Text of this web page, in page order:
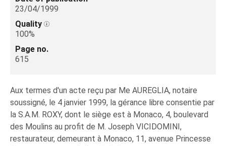
23/04/1999
Quality
100%
Page no.
615
Aux termes d'un acte reçu par Me AUREGLIA, notaire
soussigné, le 4 janvier 1999, la gérance libre consentie par
la S.A.M. ROXY, dont le siège est à Monaco, 4, boulevard
des Moulins au profit de M. Joseph VICIDOMINI,
restaurateur, demeurant à Monaco, 11, avenue Princesse